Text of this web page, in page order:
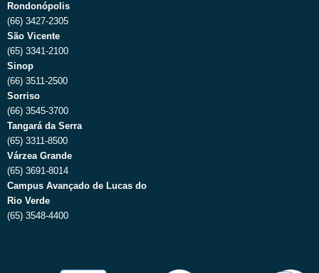
Rondonópolis
(66) 3427-2305
São Vicente
(65) 3341-2100
Sinop
(66) 3511-2500
Sorriso
(66) 3545-3700
Tangará da Serra
(65) 3311-8500
Várzea Grande
(65) 3691-8014
Campus Avançado de Lucas do
Rio Verde
(65) 3548-4400